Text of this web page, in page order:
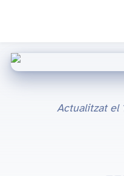
Actualitzat el